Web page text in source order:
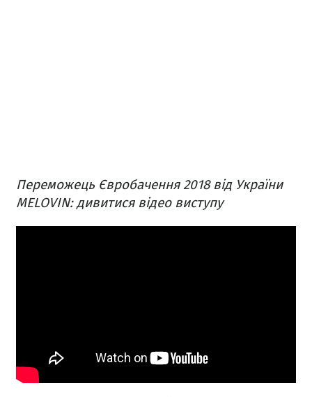
Переможець Євробачення 2018 від України
MELOVIN: дивитися відео виступу